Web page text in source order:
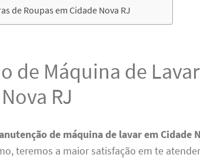
de Roupas em Cidade Nova RJ
de Máquina de
RJ
de máquina de lavar em Cidade
teremos a maior satisfação em te